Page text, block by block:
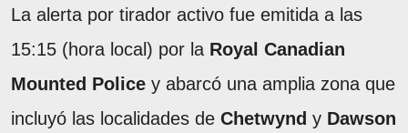
La alerta por tirador activo fue emitida a las
15:15 (hora local) por la Royal Canadian
Mounted Police y abarcó una amplia zona que
incluyó las localidades de Chetwynd y Dawson